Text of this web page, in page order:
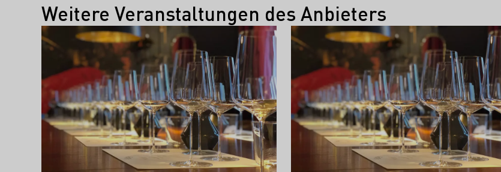
Weitere Veranstaltungen des Anbieters
Mehr erfahren Mehr erfahren